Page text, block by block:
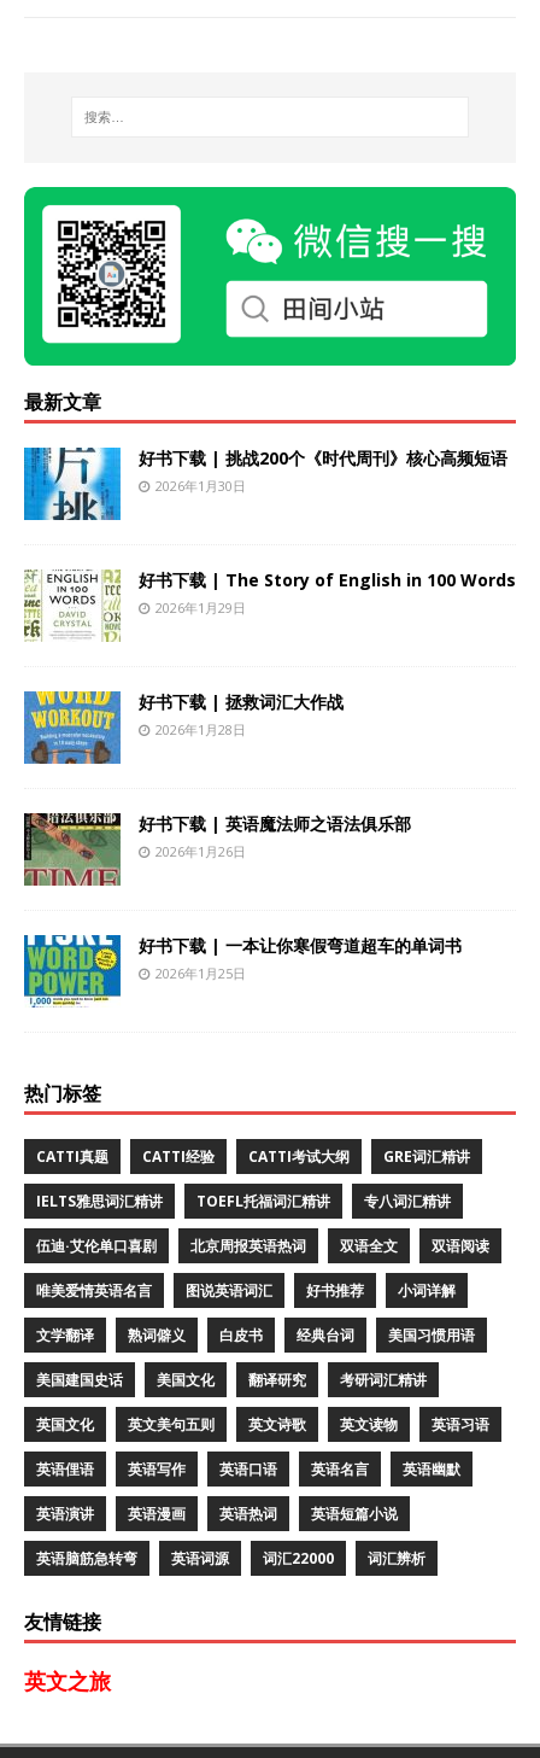
最新文章
好书下载 | 挑战200个《时代周刊》核心高频短语
2026年1月30日
好书下载 | The Story of English in 100 Words
2026年1月29日
好书下载 | 拯救词汇大作战
2026年1月28日
好书下载 | 英语魔法师之语法俱乐部
2026年1月26日
好书下载 | 一本让你寒假弯道超车的单词书
2026年1月25日
热门标签
CATTI真题 CATTI经验 CATTI考试大纲 GRE词汇精讲
IELTS雅思词汇精讲 TOEFL托福词汇精讲 专八词汇精讲
伍迪·艾伦单口喜剧 北京周报英语热词 双语全文 双语阅读
唯美爱情英语名言 图说英语词汇 好书推荐 小词详解
文学翻译 熟词僻义 白皮书 经典台词 美国习惯用语
美国建国史话 美国文化 翻译研究 考研词汇精讲
英国文化 英文美句五则 英文诗歌 英文读物 英语习语
英语俚语 英语写作 英语口语 英语名言 英语幽默
英语演讲 英语漫画 英语热词 英语短篇小说
英语脑筋急转弯 英语词源 词汇22000 词汇辨析
友情链接
英文之旅